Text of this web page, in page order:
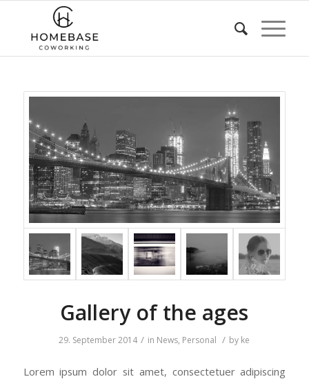
Gallery of the ages
29. September 2014 / in News, Personal / by ke
Lorem ipsum dolor sit amet, consectetuer adipiscing